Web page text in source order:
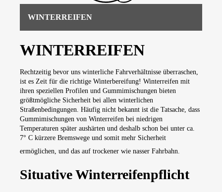
WINTERREIFEN
WINTERREIFEN
Rechtzeitig bevor uns winterliche Fahrverhältnisse überraschen,
ist es Zeit für die richtige Winterbereifung! Winterreifen mit
ihren speziellen Profilen und Gummimischungen bieten
größtmögliche Sicherheit bei allen winterlichen
Straßenbedingungen. Häufig nicht bekannt ist die Tatsache, dass
Gummimischungen von Winterreifen bei niedrigen
Temperaturen später aushärten und deshalb schon bei unter ca.
7° C kürzere Bremswege und somit mehr Sicherheit
ermöglichen, und das auf trockener wie nasser Fahrbahn.
Situative Winterreifenpflicht